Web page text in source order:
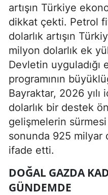
artışın Türkiye
dikkat çekti. Petrol
dolarlık artışın
milyon dolarlık ek
Devletin uyguladığı
programının
Bayraktar, 2026 yılı
dolarlık bir destek
gelişmelerin sürmesi
sonunda 925 milyar
ifade etti.
DOĞAL GAZDA
GÜNDEMDE